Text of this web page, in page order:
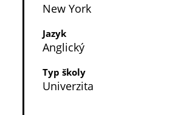
New York
Jazyk
Anglický
Typ školy
Univerzita